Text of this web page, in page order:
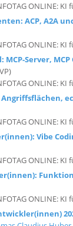
ONLINE: KI
ACP, A2A
ONLINE: KI
Server,
ONLINE: KI
ONLINE: KI
Vibe
ONLINE: KI
ONLINE: KI